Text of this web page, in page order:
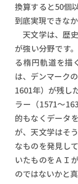
換算すると50個
到底実現できな
天文学は、歴
が強い分野です
る楕円軌道を描
は、デンマーク
1601年）が残し
ラー（1571～
的もなくデータ
が、天文学はそ
なものを発見し
いたものをＡＩ
のではないかと